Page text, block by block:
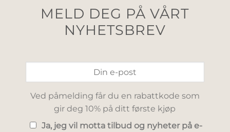
MELD DEG PÅ VÅRT
NYHETSBREV
Ved påmelding får du en rabattkode som
gir deg 10% på ditt første kjøp
Ja, jeg vil motta tilbud og nyheter på e-